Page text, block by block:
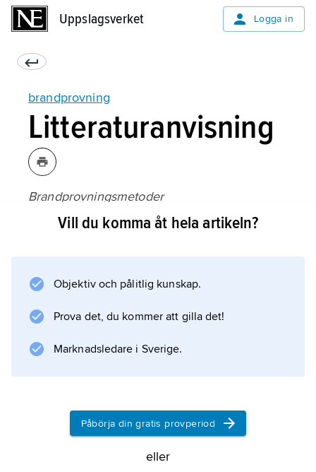
Uppslagsverket Logga in
brandprovning
Litteraturanvisning
Brandprovningsmetoder
, SIS handbok 152, utgåva 2 (1989).
Information om artikeln
Vill du komma åt hela artikeln?
Objektiv och pålitlig kunskap.
Prova det, du kommer att gilla det!
Marknadsledare i Sverige.
Påbörja din gratis provperiod
eller